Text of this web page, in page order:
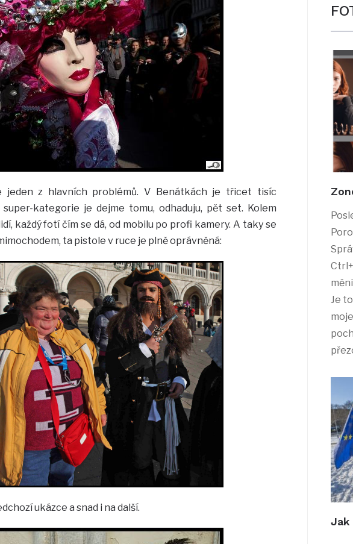
z hlavních problémů. V Benátkách je třicet tisíc
kategorie je dejme tomu, odhaduju, pět set. Kolem
každý fotí čím se dá, od mobilu po profi kamery. A taky se
ta pistole v ruce je plně oprávněná:
ukázce a snad i na další.
Je
Jak